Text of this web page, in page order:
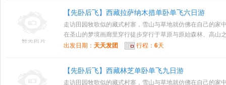
【先卧后飞】西藏拉萨纳木措单卧单飞六日游
走访田园牧歌似的藏式村寨，雪山与草地就仿佛在自己的家
在圣山的梦境画廊里穿行徒步穿行于草原与原始森林、高山
出发日期： 天天发团 行程： 6天
【先卧后飞】西藏林芝单卧单飞九日游
走访田园牧歌似的藏式村寨，雪山与草地就仿佛在自己的家